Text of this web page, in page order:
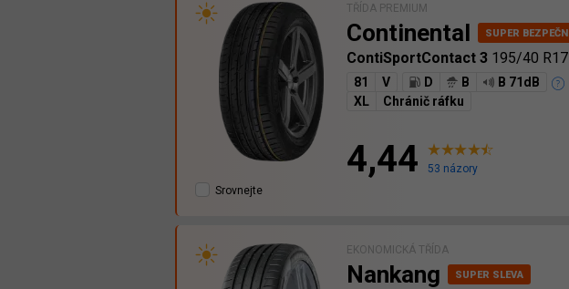
TŘÍDA PREMIUM
Continental
ContiSportContact 3 195/40 R17
81 V D B
B 71dB
XL
Chránič ráfku
4,44
53 názory
Srovnejte
EKONOMICKÁ TŘÍDA
Nankang